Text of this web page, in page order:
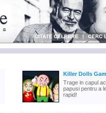
Killer Dolls
Trage in capul
papusi pentru a
rapid!